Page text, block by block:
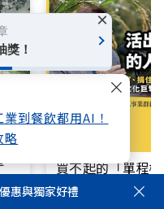
到餐飲都用AI！
略
階
買不起的「單程
響台灣近半世紀
惠與獨家好禮
獎！
×